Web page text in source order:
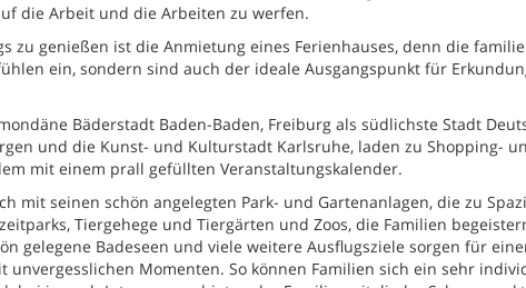
die Arbeit und die Arbeiten zu werfen.
zu genießen ist die Anmietung eines Ferienhauses, denn die
ein, sondern sind auch der ideale Ausgangspunkt für
Bäderstadt Baden-Baden, Freiburg als südlichste Stadt
und die Kunst- und Kulturstadt Karlsruhe, laden zu Shopping-
mit einem prall gefüllten Veranstaltungskalender.
mit seinen schön angelegten Park- und Gartenanlagen, die zu
Tiergehege und Tiergärten und Zoos, die Familien
gelegene Badeseen und viele weitere Ausflugsziele sorgen für
Momenten. So können Familien sich ein sehr